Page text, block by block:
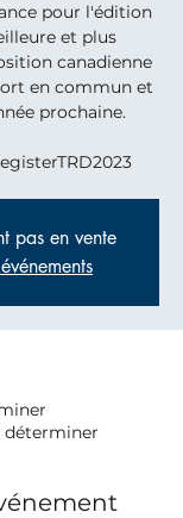
pour l'édition
et plus
canadienne
en commun et
prochaine.
pas en vente
déterminer